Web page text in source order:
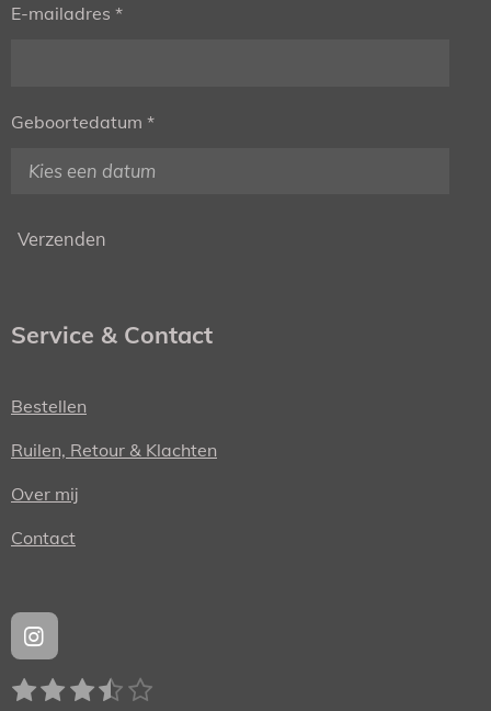
E-mailadres *
Geboortedatum *
Verzenden
Service & Contact
Bestellen
Ruilen, Retour & Klachten
Over mij
Contact
I
n
s
R
1 2 3 4 5 S